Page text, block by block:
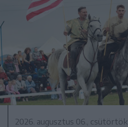
2026. augusztus 06., csütörtök